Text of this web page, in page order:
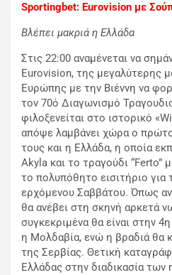
Sportingbet: Eurovision με
Βλέπει μακριά η Ελλάδα
Στις 22:00 αναμένεται να
Eurovision, της μεγαλύτερης
Ευρώπης με την Βιέννη να
τον 70ό Διαγωνισμό
φιλοξενείται στο ιστορικό
απόψε λαμβάνει χώρα ο
τους και η Ελλάδα, η οποία
Akyla και το τραγούδι “Ferto”
το πολυπόθητο εισιτήριο για
ερχόμενου Σαββάτου. Όπως
θα ανέβει στη σκηνή αρκετά
συγκεκριμένα θα είναι στην
η Μολδαβία, ενώ η βραδιά θα
της Σερβίας. Θετική
Ελλάδας στην διαδικασία